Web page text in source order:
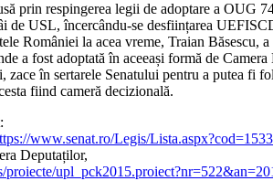
prin respingerea legii de adoptare a OUG
de USL, încercându-se desființarea
României la acea vreme, Traian Băsescu,
a fost adoptată în aceeași formă de
zace în sertarele Senatului pentru a putea fi
fiind cameră decizională.
www.senat.ro/Legis/
Deputaților,